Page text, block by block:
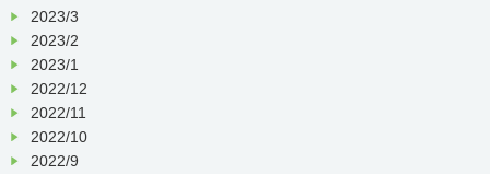
2023/3
2023/2
2023/1
2022/12
2022/11
2022/10
2022/9